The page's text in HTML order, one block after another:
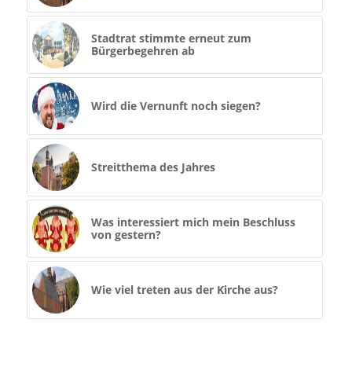
Stadtrat stimmte erneut zum
Bürgerbegehren ab
Wird die Vernunft noch siegen?
Streitthema des Jahres
Was interessiert mich mein Beschluss
von gestern?
Wie viel treten aus der Kirche aus?